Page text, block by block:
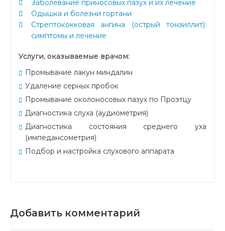
Заболевание приносовых пазух и их лечение
Одышка и болезни гортани
Стрептококковая ангина (острый тонзиллит):
симптомы и лечение
Услуги, оказываемые врачом:
Промывание лакун миндалин
Удаление серных пробок
Промывание околоносовых пазух по Проэтцу
Диагностика слуха (аудиометрия)
Диагностика состояния среднего уха
(импедансометрия)
Подбор и настройка слухового аппарата
Добавить комментарий